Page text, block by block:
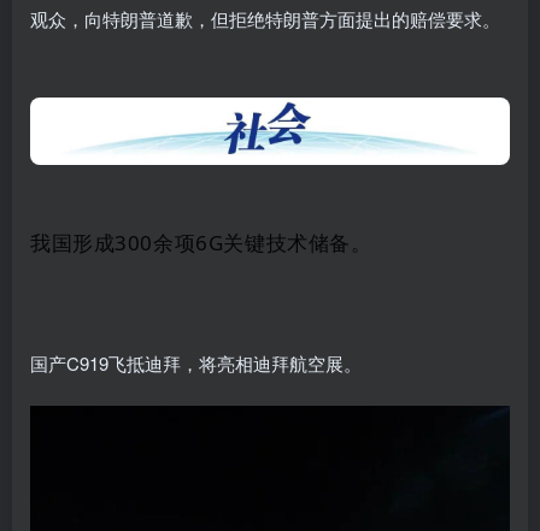
观众，向特朗普道歉，但拒绝特朗普方面提出的赔偿要求。
我国形成300余项6G关键技术储备。
国产C919飞抵迪拜，将亮相迪拜航空展。